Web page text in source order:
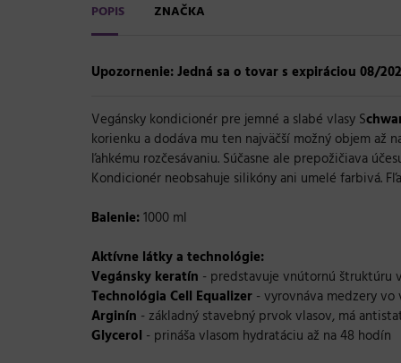
POPIS ZNAČKA
Upozornenie: Jedná sa o tovar s expiráciou 08/
Vegánsky kondicionér pre jemné a slabé vlasy S
korienku a dodáva mu ten najväčší možný objem až
ľahkému rozčesávaniu. Súčasne ale prepožičiava
Kondicionér neobsahuje silikóny ani umelé farbivá.
Balenie:1000 ml
Aktívne látky a technológie:
Vegánsky keratín - predstavuje vnútornú štruktúru
Technológia Cell Equalizer - vyrovnáva medzery
Arginín - základný stavebný prvok vlasov, má
Glycerol - prináša vlasom hydratáciu až na 48 hodín